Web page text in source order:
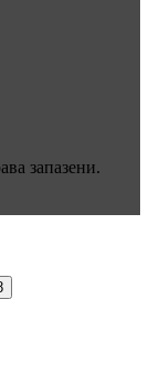
запазени.